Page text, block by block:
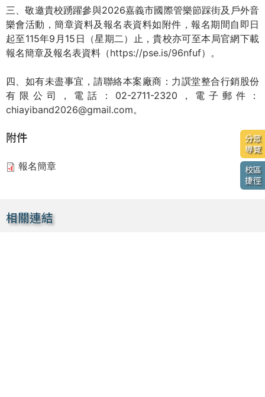
三、敬邀貴校踴躍參與2026嘉義市國際管樂節踩街及戶外音
樂會活動，簡章資料及報名表資料如附件，報名期間自即日
起至115年9月15日（星期二）止，貴校亦可至本局官網下載
報名簡章及報名表資料（https://pse.is/96nfuf）。
四、如有未盡事宜，請聯絡本案廠商：力譔堂整合行銷股份
有限公司，電話：02-2711-2320，電子郵件：
chiayiband2026@gmail.com。
附件
報名簡章
分眾
導覽
校區
捷徑
相關連結